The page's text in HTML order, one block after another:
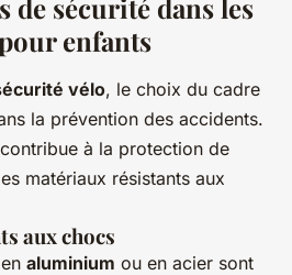
de sécurité dans les
enfants
vélo, le choix du cadre
la prévention des accidents.
à la protection de
matériaux résistants aux
aux chocs
aluminium ou en acier sont